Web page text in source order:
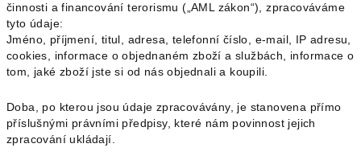
činnosti a financování terorismu („AML zákon“), zpracováváme
tyto údaje:
Jméno, příjmení, titul, adresa, telefonní číslo, e-mail, IP adresu,
cookies, informace o objednaném zboží a službách, informace o
tom, jaké zboží jste si od nás objednali a koupili.
Doba, po kterou jsou údaje zpracovávány, je stanovena přímo
příslušnými právními předpisy, které nám povinnost jejich
zpracování ukládají.